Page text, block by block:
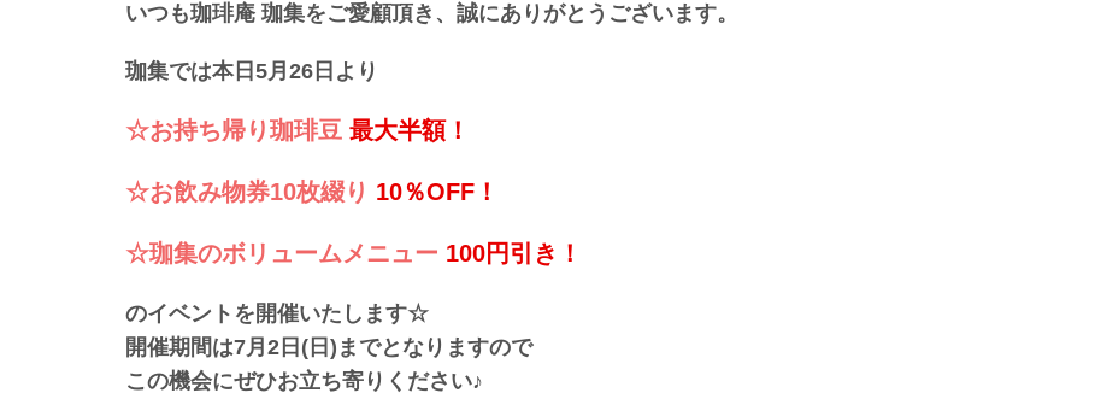
いつも珈琲庵 珈集をご愛顧頂き、 誠にありがとうございます。
珈集では本日5月26日より
☆お持ち帰り珈琲豆 最大半額！
☆お飲み物券10枚綴り 10％OFF！
☆珈集のボリュームメニュー 100円引き！
のイベントを開催いたします☆
開催期間は7月2日(日)までとなりますので
この機会にぜひお立ち寄りください♪